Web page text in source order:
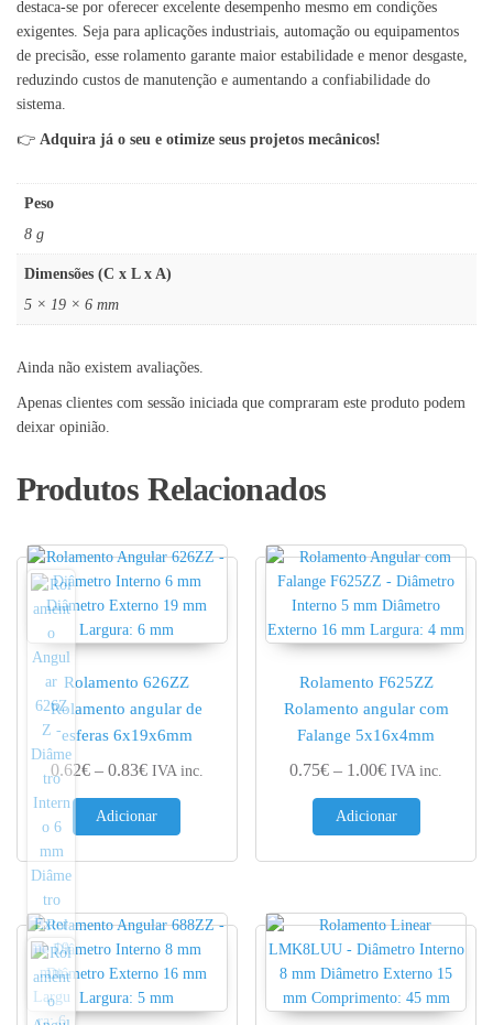
destaca-se por oferecer excelente desempenho mesmo em condições
exigentes. Seja para aplicações industriais, automação ou equipamentos
de precisão, esse rolamento garante maior estabilidade e menor desgaste,
reduzindo custos de manutenção e aumentando a confiabilidade do
sistema.
👉 Adquira já o seu e otimize seus projetos mecânicos!
Peso
8 g
Dimensões (C x L x A)
5 × 19 × 6 mm
Ainda não existem avaliações.
Apenas clientes com sessão iniciada que compraram este produto podem
deixar opinião.
Produtos Relacionados
Rolamento 626ZZ
Rolamento angular de
esferas 6x19x6mm
0.62€ – 0.83€Price range: 0.62€ through 0.83€
IVA inc.
Adicionar
Rolamento F625ZZ
Rolamento angular com
Falange 5x16x4mm
0.75€ – 1.00€Price range:
IVA inc.
Adicionar